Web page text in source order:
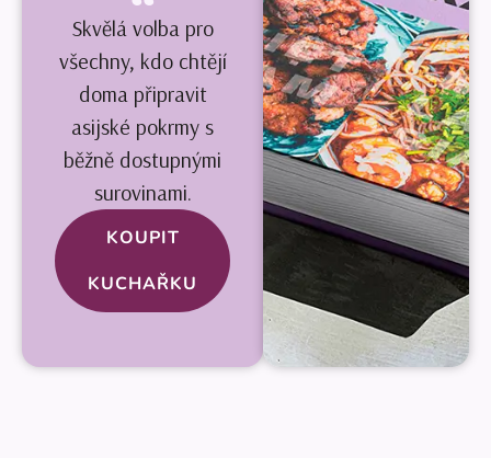
Skvělá volba pro
všechny, kdo chtějí
doma připravit
asijské pokrmy s
běžně dostupnými
surovinami.
KOUPIT
KUCHAŘKU